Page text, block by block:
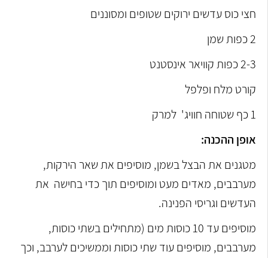
חצי כוס עדשים ירוקים שטופים ומסוננים
2 כפות שמן
2-3 כפות קוויאר אינסטנט
קורט מלח ופלפל
1 כף שטוחה חוויג' למרק
אופן ההכנה:
מטגנים את הבצל בשמן, מוסיפים את שאר הירקות,
מערבבים, מאדים מעט ומוסיפים תוך כדי בחישה את
העדשים וגריסי הפנינה.
מוסיפים עד 10 כוסות מים (מתחילים בשתי כוסות,
מערבבים, מוסיפים עוד שתי כוסות וממשיכים לערבב, וכך